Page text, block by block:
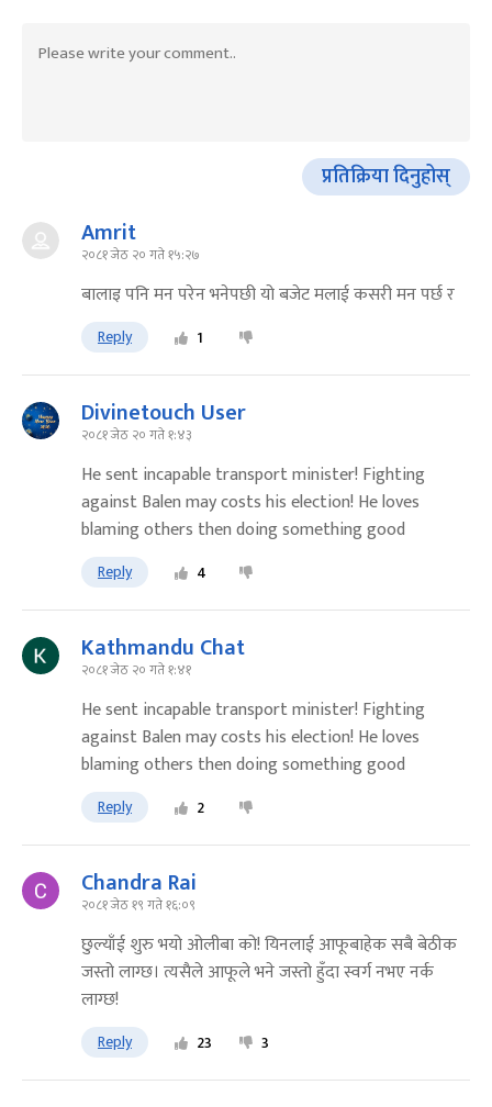
प्रतिक्रिया दिनुहोस्
Amrit
२०८१ जेठ २० गते १५:२७
बालाइ पनि मन परेन भनेपछी यो बजेट मलाई कसरी मन पर्छ र
Reply 1
Divinetouch User
२०८१ जेठ २० गते १:४३
He sent incapable transport minister! Fighting
against Balen may costs his election! He loves
blaming others then doing something good
Reply 4
Kathmandu Chat
२०८१ जेठ २० गते १:४१
He sent incapable transport minister! Fighting
against Balen may costs his election! He loves
blaming others then doing something good
Reply 2
Chandra Rai
२०८१ जेठ १९ गते १६:०९
छुल्याँई शुरु भयो ओलीबा को! यिनलाई आफूबाहेक सबै बेठीक
जस्तो लाग्छ। त्यसैले आफूले भने जस्तो हुँदा स्वर्ग नभए नर्क
लाग्छ!
Reply 23 3